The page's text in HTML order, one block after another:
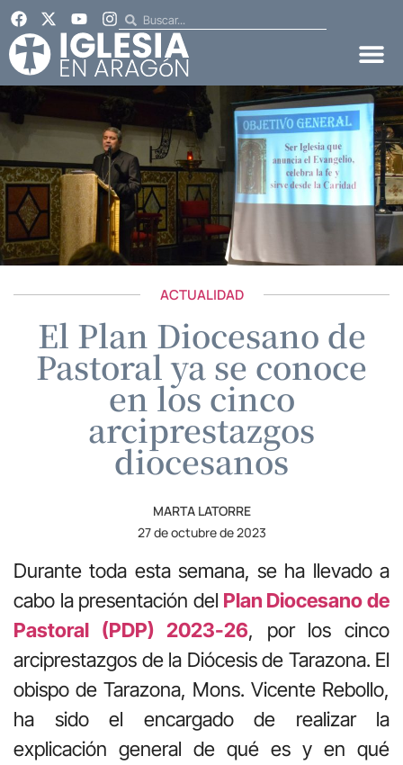
ACTUALIDAD
El Plan Diocesano de
Pastoral ya se conoce
en los cinco
arciprestazgos
diocesanos
MARTA LATORRE
27 de octubre de 2023
Durante toda esta semana, se ha llevado a
cabo la presentación del Plan Diocesano de
Pastoral (PDP) 2023-26, por los cinco
arciprestazgos de la Diócesis de Tarazona. El
obispo de Tarazona, Mons. Vicente Rebollo,
ha sido el encargado de realizar la
explicación general de qué es y en qué